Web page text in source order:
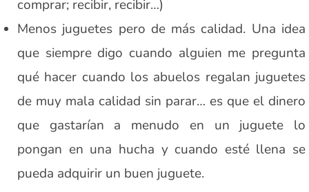
comprar; recibir, recibir…)
Menos juguetes pero de más calidad. Una idea
que siempre digo cuando alguien me pregunta
qué hacer cuando los abuelos regalan juguetes
de muy mala calidad sin parar… es que el dinero
que gastarían a menudo en un juguete lo
pongan en una hucha y cuando esté llena se
pueda adquirir un buen juguete.